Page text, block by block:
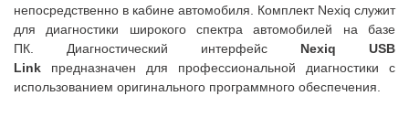
непосредственно в кабине автомобиля. Комплект Nexiq служит
для диагностики широкого спектра автомобилей на базе
ПК. Диагностический интерфейс Nexiq USB
Link предназначен для профессиональной диагностики с
использованием оригинального программного обеспечения.